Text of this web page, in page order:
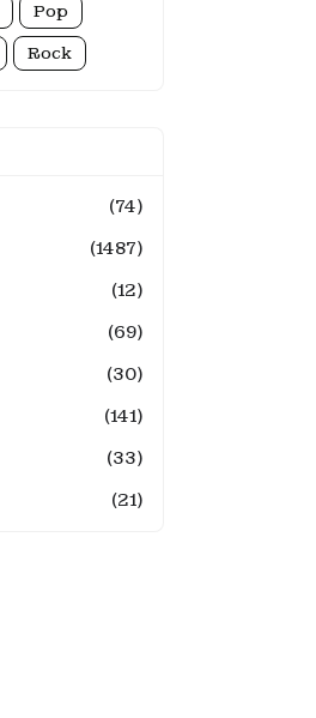
Pop
Rock
(74)
(1487)
(12)
(69)
(30)
(141)
(33)
(21)